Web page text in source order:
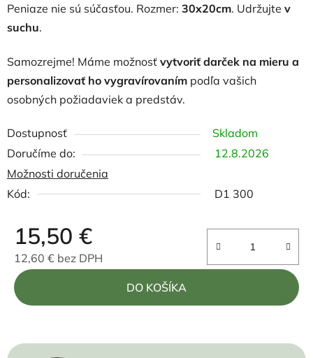
Peniaze nie sú súčasťou. Rozmer: 30x20cm. Udržujte v
suchu.
Samozrejme! Máme možnosť vytvoriť darček na mieru a
personalizovať ho vygravírovaním podľa vašich
osobných požiadaviek a predstáv.
Dostupnosť
Skladom
12.8.2026
Možnosti doručenia
Kód:
D1 300
15,50 €
12,60 € bez DPH
Jednotková cena:
DO KOŠÍKA